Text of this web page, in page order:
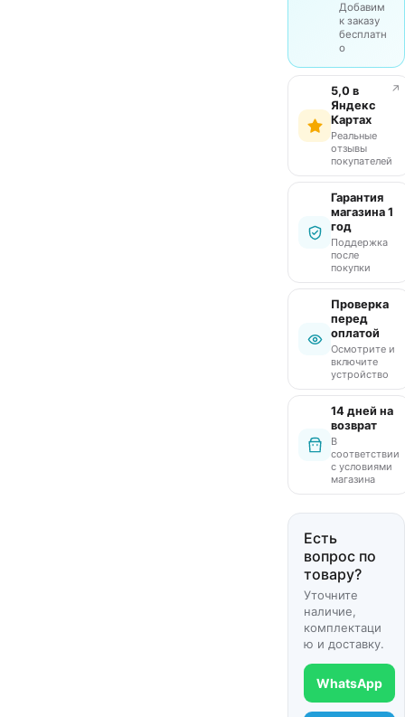
Добавим
к заказу
бесплатн
о
5,0 в
Яндекс
Картах
Реальные
отзывы
покупателей
↗
Гарантия
магазина 1
год
Поддержка
после
покупки
Проверка
перед
оплатой
Осмотрите и
включите
устройство
14 дней на
возврат
В
соответствии
с условиями
магазина
Есть
вопрос по
товару?
Уточните
наличие,
комплектаци
ю и доставку.
WhatsApp